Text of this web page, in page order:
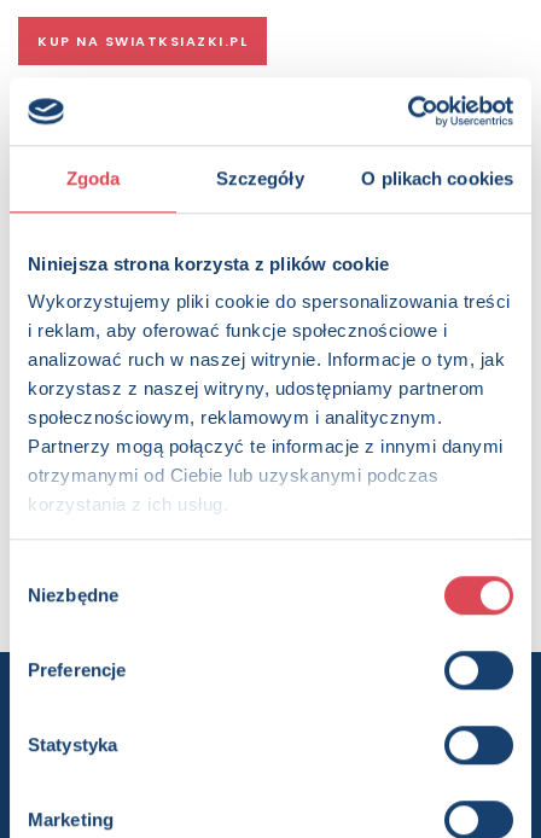
Zgoda Szczegóły O plikach cookies
Niniejsza strona korzysta z plików cookie
Wykorzystujemy pliki cookie do spersonalizowania treści
i reklam, aby oferować funkcje społecznościowe i
analizować ruch w naszej witrynie. Informacje o tym, jak
korzystasz z naszej witryny, udostępniamy partnerom
społecznościowym, reklamowym i analitycznym.
Partnerzy mogą połączyć te informacje z innymi danymi
otrzymanymi od Ciebie lub uzyskanymi podczas
korzystania z ich usług.
zgody
Niezbędne
Preferencje
Statystyka
Marketing
KUP NA SWIATKSIAZKI.PL
KUP NA KSIAZKI.PL
Seria bloków z tematycznie dobranymi obrazkami do
dzieciom zabawę, dodatkową atrakcją są dołączone
naklejki stanowiące wzór do pokolorowania.
32 , Format: 31x23,5 cm
ISBN:978-83-8350-474-2
EAN:9788383504742
Rok wydania:2024
Wydawnictwo:Wydawnictwo Olesiejuk
Kategorie:4+, Dzieci (0-12), Aktywizacja, Kolorowanka,
Książka z naklejkami, Książka w serii, Książka całoroczna
Oprawa:oprawa broszurowa
Chcesz wiedzieć więcej? Zapisz się